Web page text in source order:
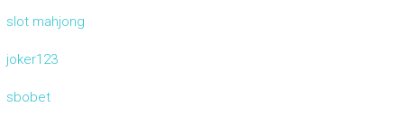
slot mahjong
joker123
sbobet